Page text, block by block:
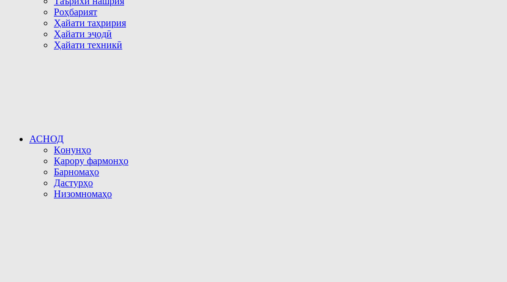
Роҳбарият
Ҳайати таҳририя
Ҳайати эҷодӣ
Ҳайати техникӣ
АСНОД
Қонунҳо
Қарору фармонҳо
Барномаҳо
Дастурҳо
Низомномаҳо